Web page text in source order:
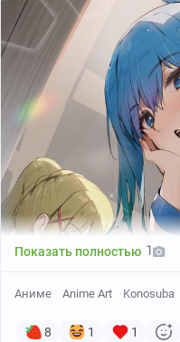
アサヒナヒカゲ
Показать полностью 1
Аниме Anime Art Konosuba
8 1 1